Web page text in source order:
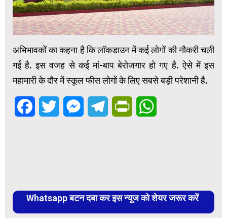
अभिभावकों का कहना है कि लॉकडाउन में कई लोगों की नौकरी चली
गई है. इस वजह से कई मां-बाप बेरोजगार हो गए है. ऐसे में इस
महामारी के दौर में स्कूल फीस लोगों के लिए सबसे बड़ी परेशानी है.
FacebookTwitter MessengerTelegramPrintFriendly
Whatsapp बटन दबा कर इस न्यूज को शेयर जरूर करें